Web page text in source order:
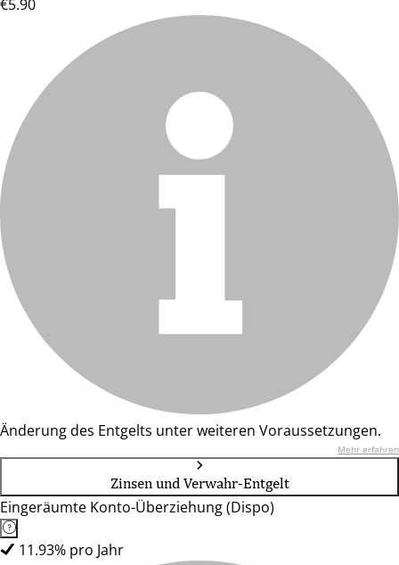
€5.90
Änderung des Entgelts unter weiteren Voraussetzungen.
Mehr erfahren
Zinsen und Verwahr-Entgelt
Eingeräumte Konto-Überziehung (Dispo)
11.93% pro Jahr